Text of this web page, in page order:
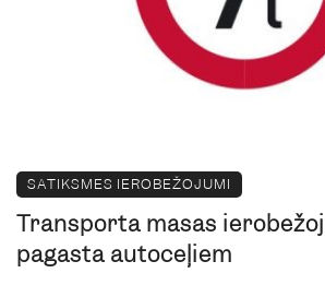
SATIKSMES IEROBEŽOJUMI
Transporta masas
pagasta autoceļiem